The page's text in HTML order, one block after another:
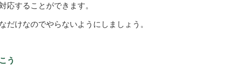
応することができます。
だけなのでやらないようにしましょう。
う